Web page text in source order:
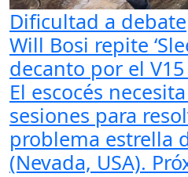
Dificultad a debate
Will Bosi repite
decanto por el V15
El escocés
sesiones para
problema estrella
(Nevada, USA).